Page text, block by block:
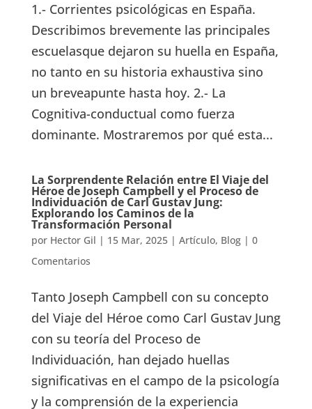
1.- Corrientes psicológicas en España.
Describimos brevemente las principales
escuelasque dejaron su huella en España,
no tanto en su historia exhaustiva sino
un breveapunte hasta hoy. 2.- La
Cognitiva-conductual como fuerza
dominante. Mostraremos por qué esta...
La Sorprendente Relación entre El Viaje del
Héroe de Joseph Campbell y el Proceso de
Individuación de Carl Gustav Jung:
Explorando los Caminos de la
Transformación Personal
por Hector Gil | 15 Mar, 2025| Artículo, Blog| 0
Comentarios
Tanto Joseph Campbell con su concepto
del Viaje del Héroe como Carl Gustav Jung
con su teoría del Proceso de
Individuación, han dejado huellas
significativas en el campo de la psicología
y la comprensión de la experiencia